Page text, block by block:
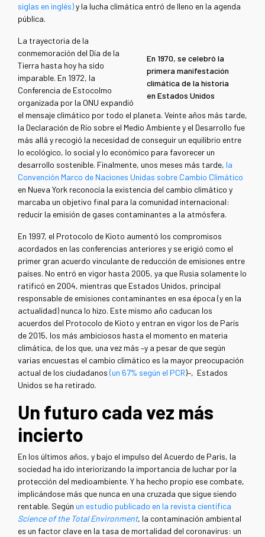
siglas en inglés)y la lucha climática entró de lleno en la agenda
pública.
En 1970, se celebró la
primera manifestación
climática de la historia
en Estados Unidos
La trayectoria de la
conmemoración del Día de la
Tierra hasta hoy ha sido
imparable. En 1972, la
Conferencia de Estocolmo
organizada por la ONU expandió
el mensaje climático por todo el planeta. Veinte años más tarde,
la Declaración de Río sobre el Medio Ambiente y el Desarrollo fue
más allá y recogió la necesidad de conseguir un equilibrio entre
lo ecológico, lo social y lo económico para favorecer un
desarrollo sostenible. Finalmente, unos meses más tarde, la
Convención Marco de Naciones Unidas sobre Cambio Climático
en Nueva York reconocía la existencia del cambio climático y
marcaba un objetivo final para la comunidad internacional:
reducir la emisión de gases contaminantes a la atmósfera.
En 1997, el Protocolo de Kioto aumentó los compromisos
acordados en las conferencias anteriores y se erigió como el
primer gran acuerdo vinculante de reducción de emisiones entre
países. No entró en vigor hasta 2005, ya que Rusia solamente lo
ratificó en 2004, mientras que Estados Unidos, principal
responsable de emisiones contaminantes en esa época (y en la
actualidad) nunca lo hizo. Este mismo año caducan los
acuerdos del Protocolo de Kioto y entran en vigor los de París
de 2015, los más ambiciosos hasta el momento en materia
climática, de los que, una vez más –y a pesar de que según
varias encuestas el cambio climático es la mayor preocupación
actual de los ciudadanos (un 67% según el PCR)–, Estados
Unidos se ha retirado.
Un futuro cada vez más
incierto
En los últimos años, y bajo el impulso del Acuerdo de París, la
sociedad ha ido interiorizando la importancia de luchar por la
protección del medioambiente. Y ha hecho propio ese combate,
implicándose más que nunca en una cruzada que sigue siendo
rentable. Según un estudio publicado en la revista científica
Science of the Total Environment, la contaminación ambiental
es un factor clave en la tasa de mortalidad del coronavirus: un